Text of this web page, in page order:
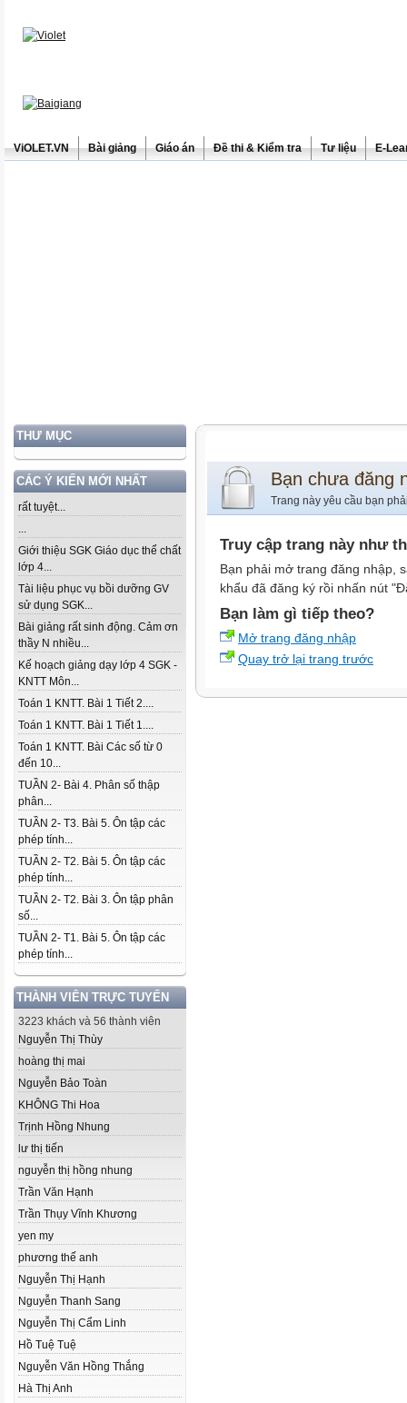
ViOLET.VN Bài giảng Giáo án Đề thi & Kiểm tra Tư liệu E-
THƯ MỤC
CÁC Ý KIẾN MỚI NHẤT
rất tuyệt...
...
Giới thiệu SGK Giáo dục thể chất
lớp 4...
Tài liệu phục vụ bồi dưỡng GV
sử dụng SGK...
Bài giảng rất sinh động. Cảm ơn
thầy N nhiều...
Kế hoạch giảng dạy lớp 4 SGK -
KNTT Môn...
Toán 1 KNTT. Bài 1 Tiết 2....
Toán 1 KNTT. Bài 1 Tiết 1....
Toán 1 KNTT. Bài Các số từ 0
đến 10...
TUẦN 2- Bài 4. Phân số thập
phân...
TUẦN 2- T3. Bài 5. Ôn tập các
phép tính...
TUẦN 2- T2. Bài 5. Ôn tập các
phép tính...
TUẦN 2- T2. Bài 3. Ôn tập phân
số...
TUẦN 2- T1. Bài 5. Ôn tập các
phép tính...
THÀNH VIÊN TRỰC TUYẾN
3223 khách và 56 thành viên
Nguyễn Thị Thùy
hoàng thị mai
Nguyễn Bảo Toàn
KHÔNG Thi Hoa
Trịnh Hồng Nhung
lư thị tiến
nguyễn thị hồng nhung
Trần Văn Hạnh
Trần Thụy Vĩnh Khương
yen my
phương thế anh
Nguyễn Thị Hạnh
Nguyễn Thanh Sang
Nguyễn Thị Cẩm Linh
Hồ Tuệ Tuệ
Nguyễn Văn Hồng Thắng
Hà Thị Anh
Bạn chưa đăng
Trang này yêu cầu bạn
Truy cập trang này như
Bạn phải mở trang đăng nhập,
khẩu đã đăng ký rồi nhấn nút
Bạn làm gì tiếp theo?
Mở trang đăng nhập
Quay trở lại trang trước